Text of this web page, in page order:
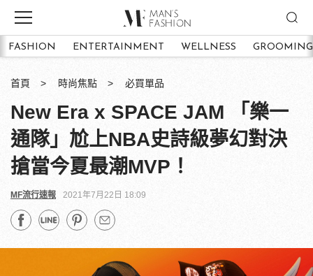
FASHION ENTERTAINMENT WELLNESS GROOMING
首頁 時尚焦點 必買單品
New Era x SPACE JAM 「樂一
通隊」尬上NBA史詩級夢幻對決
搶當今夏最潮MVP！
MF流行速報 2021年7月22日 18:09